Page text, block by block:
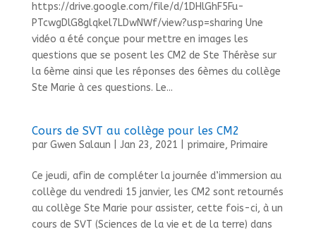
https://drive.google.com/file/d/1DHlGhF5Fu-
PTcwgDlG8glqkel7LDwNWf/view?usp=sharing Une
vidéo a été conçue pour mettre en images les
questions que se posent les CM2 de Ste Thérèse sur
la 6ème ainsi que les réponses des 6èmes du collège
Ste Marie à ces questions. Le...
Cours de SVT au collège pour les CM2
par Gwen Salaun Jan 23, 2021 primaire, Primaire
Ce jeudi, afin de compléter la journée d’immersion au
collège du vendredi 15 janvier, les CM2 sont retournés
au collège Ste Marie pour assister, cette fois-ci, à un
cours de SVT (Sciences de la vie et de la terre) dans